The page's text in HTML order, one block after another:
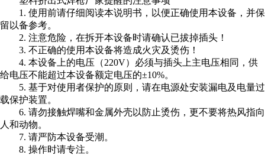
1. 使用前请仔细阅读本说明书，以便正确使用本设备，并保
留以备参考。
2. 注意危险，在拆开本设备时请确认已拔掉插头！
3. 不正确的使用本设备将造成火灾及烫伤！
4. 本设备上的电压（220V）必须与插头上主电压相同，供
给电压不能超过本设备额定电压的±10%。
5. 基于对使用者保护的原则，请在电源处安装漏电及电量过
载保护装置。
6. 请勿接触焊嘴和金属外壳以防止烫伤，更不要将热风指向
人和动物。
7. 请严防本设备受潮。
8. 操作时请专注。